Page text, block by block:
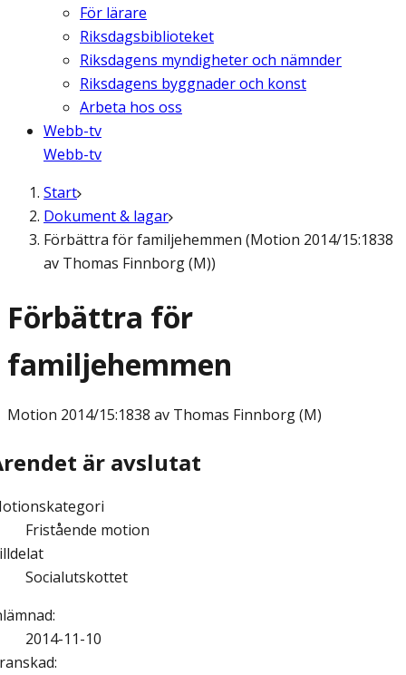
För lärare
Riksdagsbiblioteket
Riksdagens myndigheter och nämnder
Riksdagens byggnader och konst
Arbeta hos oss
Webb-tv
Webb-tv
Start
Dokument & lagar
Förbättra för familjehemmen (Motion 2014/15:1838
av Thomas Finnborg (M))
Förbättra för
familjehemmen
Motion 2014/15:1838 av Thomas Finnborg (M)
är avslutat
Fristående motion
Socialutskottet
:
2014-11-10
: